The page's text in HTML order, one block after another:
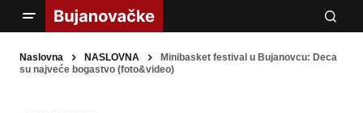
Naslovna NASLOVNA
Minibasket festival u Bujanovcu: Deca
su najveće bogastvo (foto&video)